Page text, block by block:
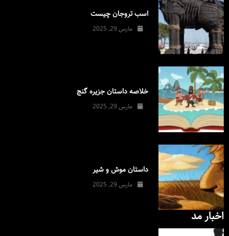
اسب تروجان چیست
مارس 29, 2025
خلاصه داستان جزیره گنج
مارس 29, 2025
داستان موش و شیر
مارس 29, 2025
اخبار مد